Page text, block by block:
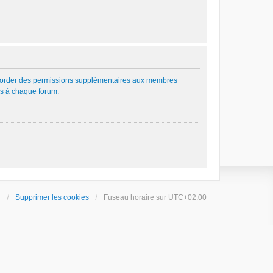
des permissions supplémentaires aux membres
à chaque forum.
Supprimer les cookies Fuseau horaire sur UTC+02:00